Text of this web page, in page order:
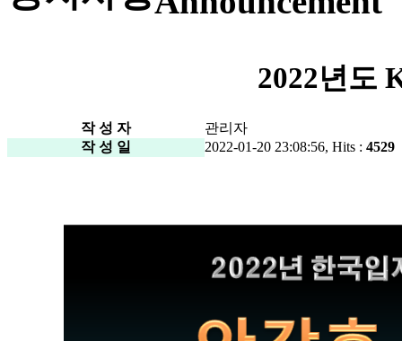
2022년도
작 성 자
관리자
작 성 일
2022-01-20 23:08:56, Hits : 4529